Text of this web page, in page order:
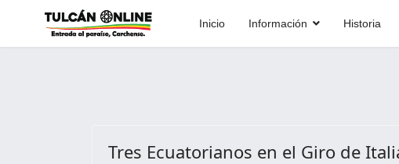
Inicio Información Historia
Tres Ecuatorianos en el Giro de